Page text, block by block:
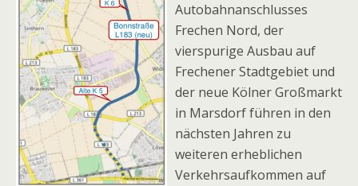
Autobahnanschlusses
Frechen Nord, der
vierspurige Ausbau auf
Frechener Stadtgebiet und
der neue Kölner Großmarkt
in Marsdorf führen in den
nächsten Jahren zu
weiteren erheblichen
Verkehrsaufkommen auf